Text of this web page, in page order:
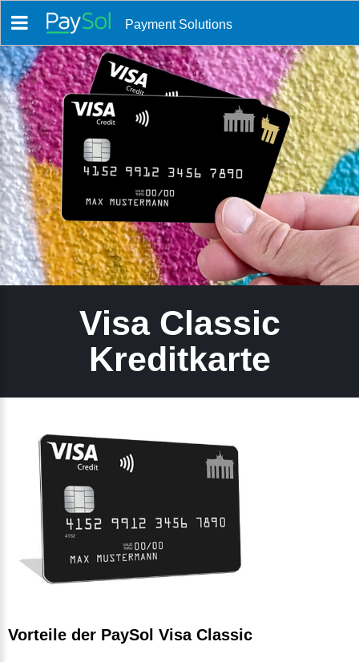
Visa Classic
Kreditkarte
Vorteile der PaySol Visa Classic
Payment Solutions